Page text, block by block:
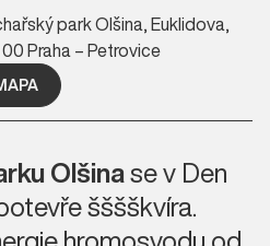
park Olšina, Euklidova,
Praha – Petrovice
Olšinase v Den
šššškvíra.